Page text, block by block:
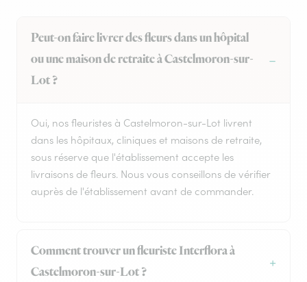
Peut-on faire livrer des fleurs dans un hôpital
ou une maison de retraite à Castelmoron-sur-
Lot ?
Oui, nos fleuristes à Castelmoron-sur-Lot livrent
dans les hôpitaux, cliniques et maisons de retraite,
sous réserve que l'établissement accepte les
livraisons de fleurs. Nous vous conseillons de vérifier
auprès de l'établissement avant de commander.
Comment trouver un fleuriste Interflora à
Castelmoron-sur-Lot ?